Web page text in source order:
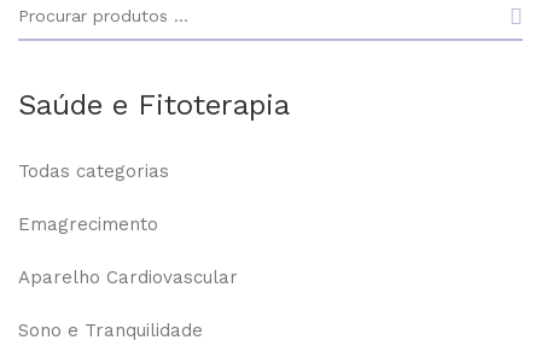
Saúde e Fitoterapia
Todas categorias
Emagrecimento
Aparelho Cardiovascular
Sono e Tranquilidade